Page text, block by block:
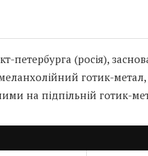
петербурга (росія),
готик-
на підпільній готик-